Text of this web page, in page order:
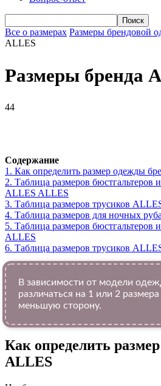
Все о размерах Размеры брендовой
ALLES
Размеры бренда
44
Содержание
1. Как определить размер одежды
2. Таблица размеров бюстгальтеров
ALLES ALLES
3. Таблица размеров трусиков
4. Таблица размеров для ночных
5. Таблица размеров бюстгальтеров
ALLES
6. Таблица размеров трусиков
В зависимости от модели
различаться на 1 или 2
меньшую сторону.
Как определить
ALLES